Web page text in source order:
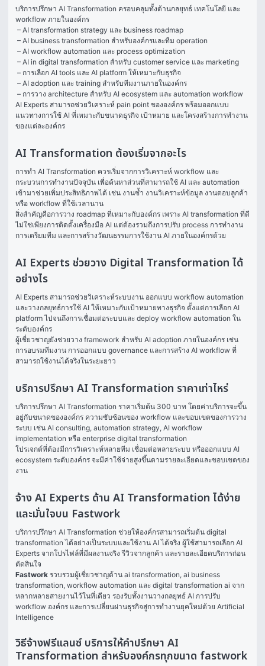
บริการปรึกษา AI Transformation ครอบคลุมทั้งด้านกลยุทธ์ เทคโนโลยี และ
workflow ภายในองค์กร
– AI transformation strategy และ business roadmap
– AI business transformation สำหรับองค์กรและทีม operation
– AI workflow automation และ process optimization
– AI in digital transformation สำหรับ customer service และ marketing
– การเลือก AI tools และ AI platform ให้เหมาะกับธุรกิจ
– AI adoption และ training สำหรับทีมงานภายในองค์กร
– การวาง architecture สำหรับ AI ecosystem และ automation workflow
AI Experts สามารถช่วยวิเคราะห์ pain point ขององค์กร พร้อมออกแบบ
แนวทางการใช้ AI ที่เหมาะกับขนาดธุรกิจ เป้าหมาย และโครงสร้างการทำงาน
ของแต่ละองค์กร
AI Transformation ต้องเริ่มจากอะไร
การทำ AI Transformation ควรเริ่มจากการวิเคราะห์ workflow และ
กระบวนการทำงานปัจจุบัน เพื่อค้นหาส่วนที่สามารถใช้ AI และ automation
เข้ามาช่วยเพิ่มประสิทธิภาพได้ เช่น งานซ้ำ งานวิเคราะห์ข้อมูล งานตอบลูกค้า
หรือ workflow ที่ใช้เวลานาน
สิ่งสำคัญคือการวาง roadmap ที่เหมาะกับองค์กร เพราะ AI transformation ที่ดี
ไม่ใช่เพียงการติดตั้งเครื่องมือ AI แต่ต้องรวมถึงการปรับ process การทำงาน
การเตรียมทีม และการสร้างวัฒนธรรมการใช้งาน AI ภายในองค์กรด้วย
AI Experts ช่วยวาง Digital Transformation ได้
อย่างไร
AI Experts สามารถช่วยวิเคราะห์ระบบงาน ออกแบบ workflow automation
และวางกลยุทธ์การใช้ AI ให้เหมาะกับเป้าหมายทางธุรกิจ ตั้งแต่การเลือก AI
platform ไปจนถึงการเชื่อมต่อระบบและ deploy workflow automation ใน
ระดับองค์กร
ผู้เชี่ยวชาญยังช่วยวาง framework สำหรับ AI adoption ภายในองค์กร เช่น
การอบรมทีมงาน การออกแบบ governance และการสร้าง AI workflow ที่
สามารถใช้งานได้จริงในระยะยาว
บริการปรึกษา AI Transformation ราคาเท่าไหร่
บริการปรึกษา AI Transformation ราคาเริ่มต้น 300 บาท โดยค่าบริการจะขึ้น
อยู่กับขนาดขององค์กร ความซับซ้อนของ workflow และขอบเขตของการวาง
ระบบ เช่น AI consulting, automation strategy, AI workflow
implementation หรือ enterprise digital transformation
โปรเจกต์ที่ต้องมีการวิเคราะห์หลายทีม เชื่อมต่อหลายระบบ หรือออกแบบ AI
ecosystem ระดับองค์กร จะมีค่าใช้จ่ายสูงขึ้นตามรายละเอียดและขอบเขตของ
งาน
จ้าง AI Experts ด้าน AI Transformation ได้ง่าย
และมั่นใจบน Fastwork
บริการปรึกษา AI Transformation ช่วยให้องค์กรสามารถเริ่มต้น digital
transformation ได้อย่างเป็นระบบและใช้งาน AI ได้จริง ผู้ใช้สามารถเลือก AI
Experts จากโปรไฟล์ที่มีผลงานจริง รีวิวจากลูกค้า และรายละเอียดบริการก่อน
ตัดสินใจ
Fastwork รวบรวมผู้เชี่ยวชาญด้าน ai transformation, ai business
transformation, workflow automation และ digital transformation ai จาก
หลากหลายสายงานไว้ในที่เดียว รองรับทั้งงานวางกลยุทธ์ AI การปรับ
workflow องค์กร และการเปลี่ยนผ่านธุรกิจสู่การทำงานยุคใหม่ด้วย Artificial
Intelligence
วิธีจ้างฟรีแลนซ์ บริการให้คำปรึกษา AI
Transformation สำหรับองค์กรทุกขนาด fastwork